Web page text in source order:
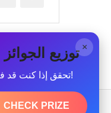
× 🎉 توزيع الجوائز
تحقق إذا كنت قد فزت!
CHECK PRIZE